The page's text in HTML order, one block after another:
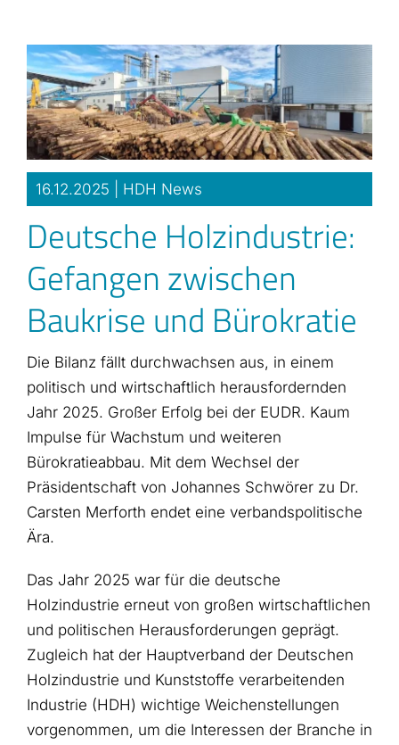
springen
16.12.2025 | HDH News
Deutsche Holzindustrie:
Gefangen zwischen
Baukrise und Bürokratie
Die Bilanz fällt durchwachsen aus, in einem
politisch und wirtschaftlich herausfordernden
Jahr 2025. Großer Erfolg bei der EUDR. Kaum
Impulse für Wachstum und weiteren
Bürokratieabbau. Mit dem Wechsel der
Präsidentschaft von Johannes Schwörer zu Dr.
Carsten Merforth endet eine verbandspolitische
Ära.
Das Jahr 2025 war für die deutsche
Holzindustrie erneut von großen wirtschaftlichen
und politischen Herausforderungen geprägt.
Zugleich hat der Hauptverband der Deutschen
Holzindustrie und Kunststoffe verarbeitenden
Industrie (HDH) wichtige Weichenstellungen
vorgenommen, um die Interessen der Branche in